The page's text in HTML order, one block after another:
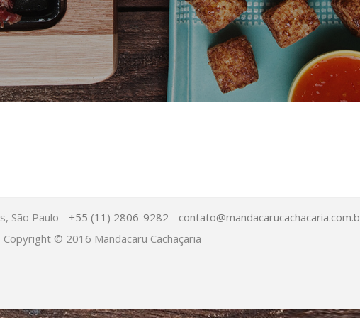
São Paulo - +55 (11) 2806-9282 -
Copyright © 2016 Mandacaru Cachaçaria